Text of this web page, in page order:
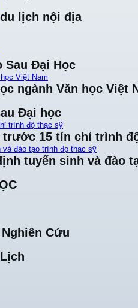
lịch nội địa
Sau Đại Học
Việt Nam
ngành Văn học Việt
Đại học
trình độ thạc sỹ
15 tín chỉ trình
đào tạo trình đọ thạc sỹ
tuyển sinh và đào
Cứu